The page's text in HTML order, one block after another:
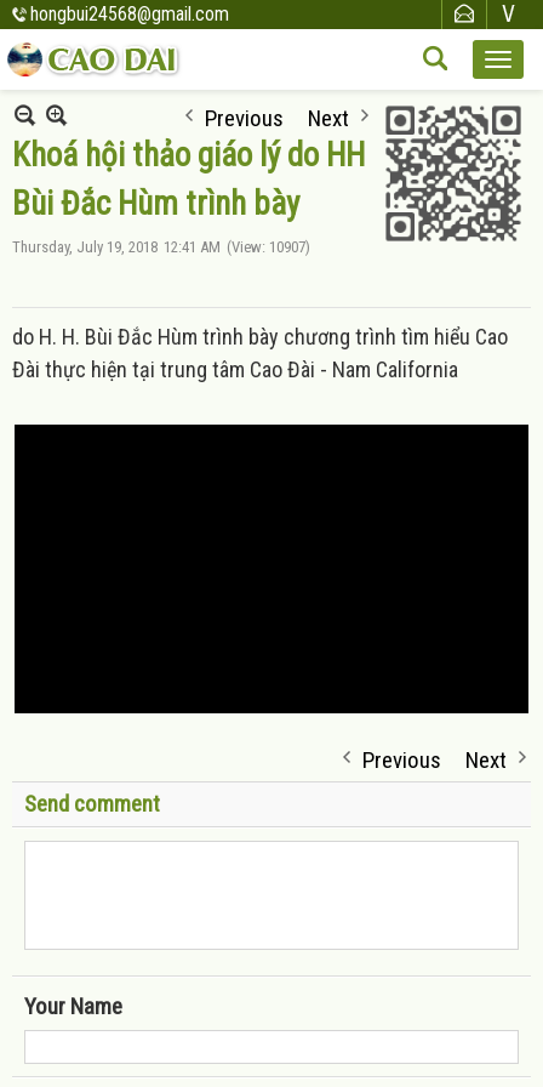
hongbui24568@gmail.com
Previous Next
Khoá hội thảo giáo lý do HH
Bùi Đắc Hùm trình bày
Thursday, July 19, 2018 12:41 AM (View: 10907)
do H. H. Bùi Đắc Hùm trình bày chương trình tìm hiểu Cao
Đài thực hiện tại trung tâm Cao Đài - Nam California
Previous
Next
Send comment
Your Name